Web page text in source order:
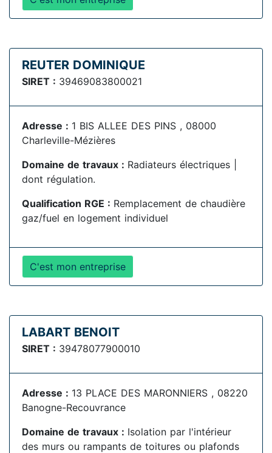
REUTER DOMINIQUE
SIRET : 39469083800021
Adresse : 1 BIS ALLEE DES PINS , 08000
Charleville-Mézières
Domaine de travaux : Radiateurs électriques |
dont régulation.
Qualification RGE : Remplacement de chaudière
gaz/fuel en logement individuel
C'est mon entreprise
LABART BENOIT
SIRET : 39478077900010
Adresse : 13 PLACE DES MARONNIERS , 08220
Banogne-Recouvrance
Domaine de travaux : Isolation par l'intérieur
des murs ou rampants de toitures ou plafonds